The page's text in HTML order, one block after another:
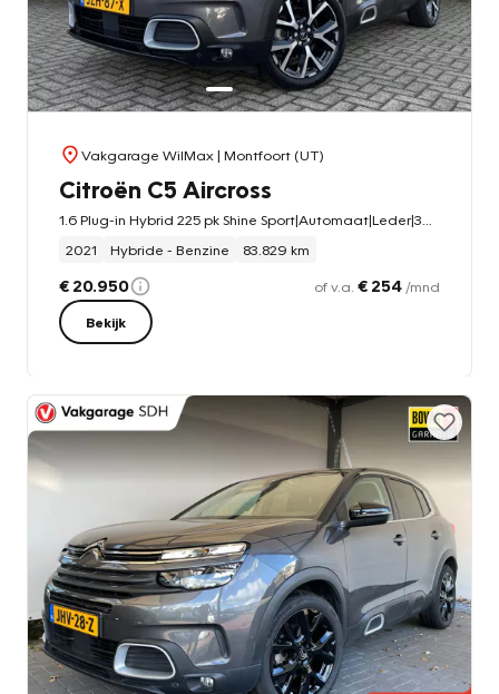
Vakgarage WilMax | Montfoort (UT)
Citroën C5 Aircross
2021
Hybride - Benzine 83.829 km
€ 20.950 of v.a. € 254 /mnd
Bekijk